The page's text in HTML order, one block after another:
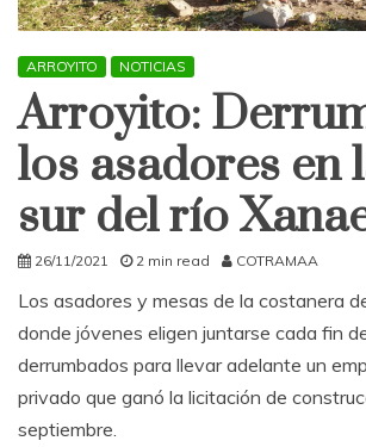
ARROYITO NOTICIAS
Arroyito:
los asadores en
sur del río
26/11/2021 2 min read COTRAMAA
Los asadores y mesas de la costanera
donde jóvenes eligen juntarse cada fin
derrumbados para llevar adelante un
privado que ganó la licitación de
septiembre.